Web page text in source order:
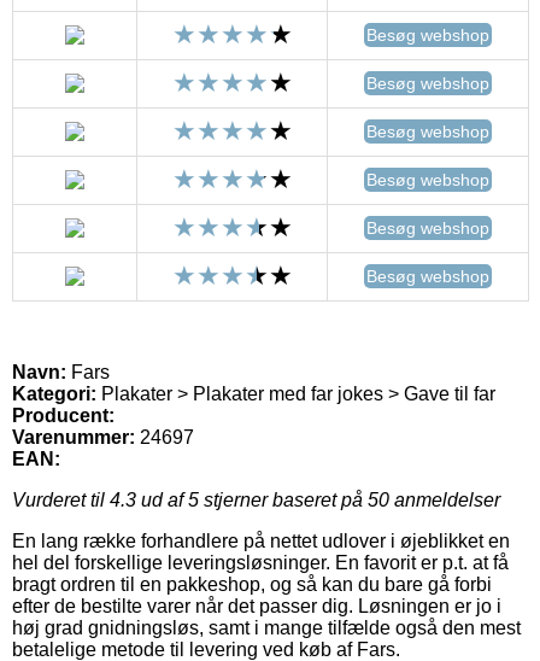
Besøg webshop
Besøg webshop
Besøg webshop
Besøg webshop
Besøg webshop
Besøg webshop
Navn: Fars
Kategori: Plakater > Plakater med far jokes > Gave til far
Producent:
Varenummer: 24697
EAN:
Vurderet til 4.3 ud af 5 stjerner baseret på 50 anmeldelser
En lang række forhandlere på nettet udlover i øjeblikket en
hel del forskellige leveringsløsninger. En favorit er p.t. at få
bragt ordren til en pakkeshop, og så kan du bare gå forbi
efter de bestilte varer når det passer dig. Løsningen er jo i
høj grad gnidningsløs, samt i mange tilfælde også den mest
betalelige metode til levering ved køb af Fars.